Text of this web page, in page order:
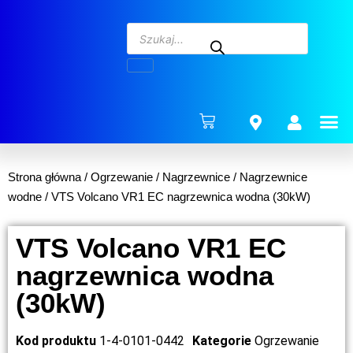
Strona główna / Ogrzewanie / Nagrzewnice / Nagrzewnice
wodne / VTS Volcano VR1 EC nagrzewnica wodna (30kW)
VTS Volcano VR1 EC
nagrzewnica wodna
(30kW)
Kod produktu 1-4-0101-0442 Kategorie Ogrzewanie